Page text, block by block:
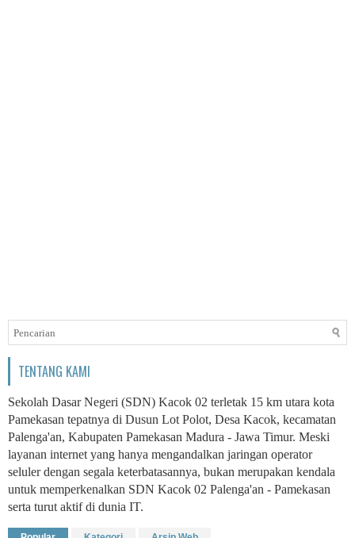
TENTANG KAMI
Sekolah Dasar Negeri (SDN) Kacok 02 terletak 15 km utara kota
Pamekasan tepatnya di Dusun Lot Polot, Desa Kacok, kecamatan
Palenga'an, Kabupaten Pamekasan Madura - Jawa Timur. Meski
layanan internet yang hanya mengandalkan jaringan operator
seluler dengan segala keterbatasannya, bukan merupakan kendala
untuk memperkenalkan SDN Kacok 02 Palenga'an - Pamekasan
serta turut aktif di dunia IT.